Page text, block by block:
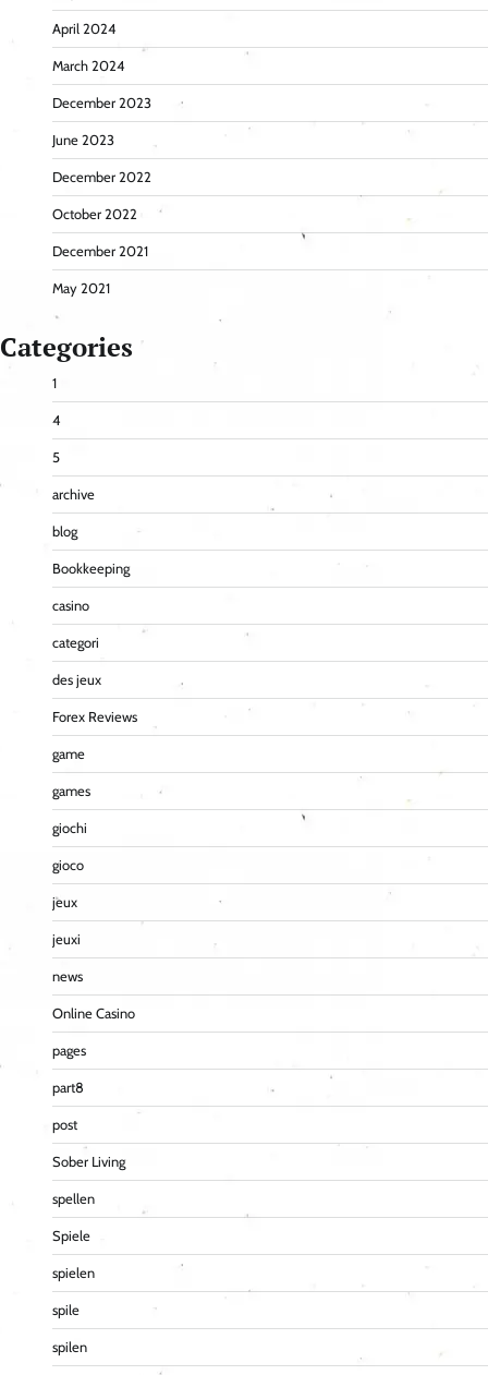
April 2024
March 2024
December 2023
June 2023
December 2022
October 2022
December 2021
May 2021
Categories
1
4
5
archive
blog
Bookkeeping
casino
categori
des jeux
Forex Reviews
game
games
giochi
gioco
jeux
jeuxi
news
Online Casino
pages
part8
post
Sober Living
spellen
Spiele
spielen
spile
spilen